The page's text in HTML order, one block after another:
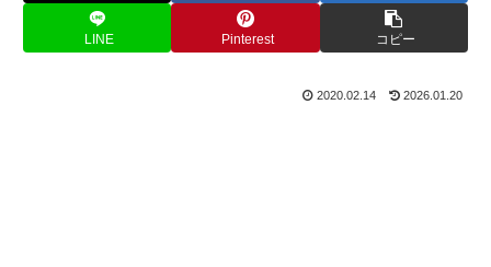
LINE Pinterest コピー
2020.02.14 2026.01.20